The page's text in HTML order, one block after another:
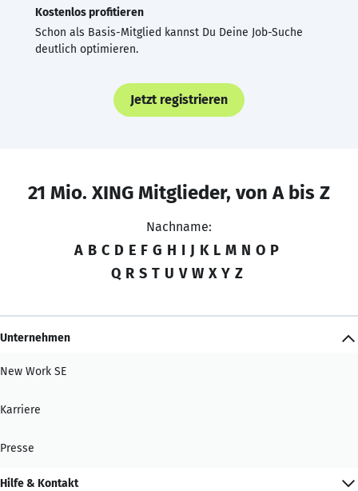
Kostenlos profitieren
Schon als Basis-Mitglied kannst Du Deine Job-Suche
deutlich optimieren.
Jetzt registrieren
21 Mio. XING Mitglieder, von A bis Z
Nachname:
A B C D E F G H I J K L M N O P
Q R S T U V W X Y Z
Unternehmen
New Work SE
Karriere
Presse
Hilfe & Kontakt